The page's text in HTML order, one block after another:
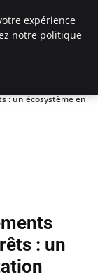
: un écosystème en
: un
expérience
notre politique